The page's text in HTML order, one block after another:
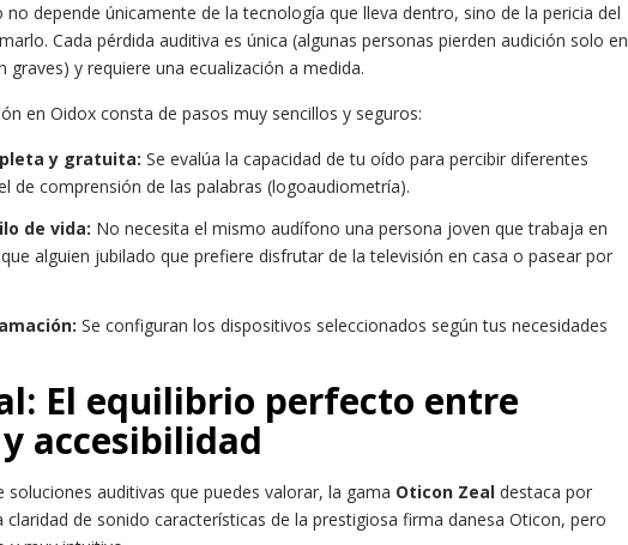
no depende únicamente de la tecnología que lleva dentro, sino de la pericia del
Cada pérdida auditiva es única (algunas personas pierden audición solo en
y requiere una ecualización a medida.
en Oidox consta de pasos muy sencillos y seguros:
y gratuita: Se evalúa la capacidad de tu oído para percibir diferentes
de comprensión de las palabras (logoaudiometría).
de vida: No necesita el mismo audífono una persona joven que trabaja en
alguien jubilado que prefiere disfrutar de la televisión en casa o pasear por
Se configuran los dispositivos seleccionados según tus necesidades
El equilibrio perfecto entre
accesibilidad
auditivas que puedes valorar, la gama Oticon Zeal destaca por
de sonido características de la prestigiosa firma danesa Oticon, pero